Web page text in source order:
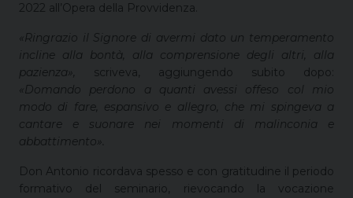
2022 all’Opera della Provvidenza.
«Ringrazio il Signore di avermi dato un temperamento
incline alla bontà, alla comprensione degli altri, alla
pazienza»,
scriveva, aggiungendo subito dopo:
«Domando perdono a quanti avessi offeso col mio
modo di fare, espansivo e allegro, che mi spingeva a
cantare e suonare nei momenti di malinconia e
abbattimento».
Don Antonio ricordava spesso e con gratitudine il periodo
formativo del seminario, rievocando la vocazione